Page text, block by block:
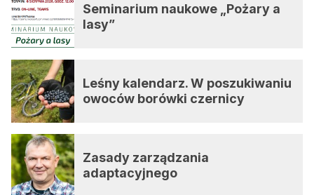
Seminarium naukowe „Pożary a
lasy”
Leśny kalendarz. W poszukiwaniu
owoców borówki czernicy
Zasady zarządzania
adaptacyjnego